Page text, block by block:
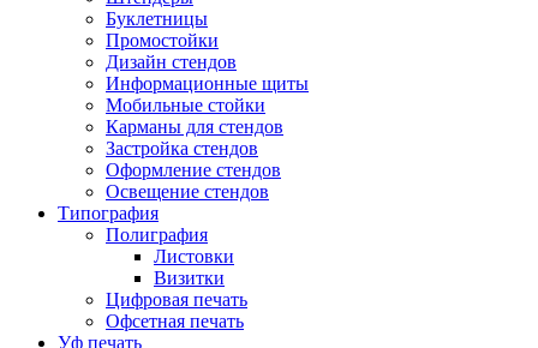
Буклетницы
Промостойки
Дизайн стендов
Информационные щиты
Мобильные стойки
Карманы для стендов
Застройка стендов
Оформление стендов
Освещение стендов
Типография
Полиграфия
Листовки
Визитки
Цифровая печать
Офсетная печать
Уф печать